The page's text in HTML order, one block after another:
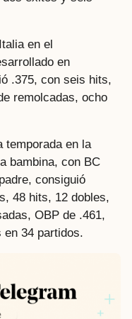
en el
en
.375, con seis hits,
remolcadas, ocho
temporada en la
bambina, con BC
consiguió
48 hits, 12 dobles,
OBP de .461,
en 34 partidos.